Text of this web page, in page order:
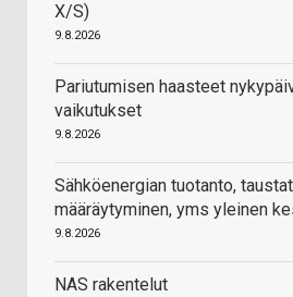
X/S)
9.8.2026
Pariutumisen haasteet
vaikutukset
9.8.2026
Sähköenergian tuotanto,
määräytyminen, yms yleinen
9.8.2026
NAS rakentelut